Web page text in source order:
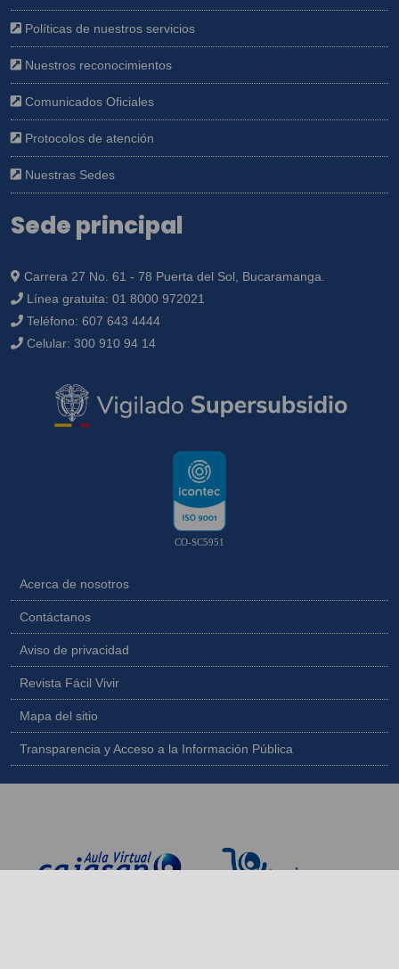
Políticas de nuestros servicios
Nuestros reconocimientos
Comunicados Oficiales
Protocolos de atención
Nuestras Sedes
Sede principal
Carrera 27 No. 61 - 78 Puerta del Sol, Bucaramanga.
Línea gratuita: 01 8000 972021
Teléfono: 607 643 4444
Celular: 300 910 94 14
CO-SC5951
Acerca de nosotros
Contáctanos
Aviso de privacidad
Revista Fácil Vivir
Mapa del sitio
Transparencia y Acceso a la Información Pública